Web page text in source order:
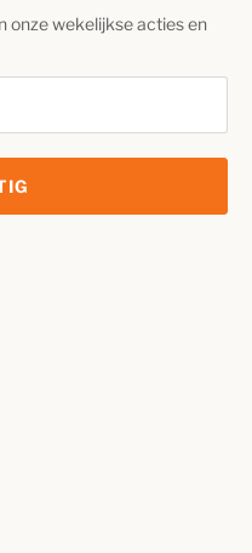
onze wekelijkse acties en